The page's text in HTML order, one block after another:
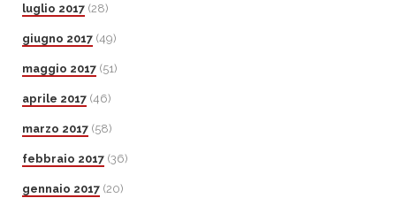
luglio 2017 (28)
giugno 2017 (49)
maggio 2017 (51)
aprile 2017 (46)
marzo 2017 (58)
febbraio 2017 (36)
gennaio 2017 (20)